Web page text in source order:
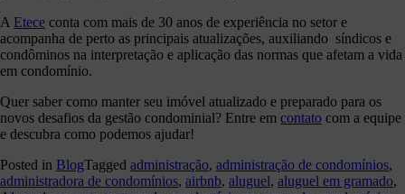
A Etece conta com mais de 30 anos de experiência no setor e
acompanha de perto as principais atualizações, auxiliando síndicos e
condôminos na interpretação e aplicação das normas que afetam a vida
em condomínio.
Quer saber como manter seu imóvel atualizado e preparado para os
novos desafios da gestão condominial? Entre em contato com a equipe
e descubra como podemos ajudar!
Posted in BlogTagged administração, administração de condomínios,
administradora de condomínios, airbnb, aluguel, aluguel em gramado,